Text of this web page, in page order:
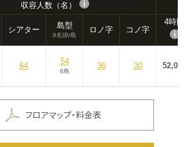
収容人数（名）
シアター 島型
9名掛/島
ロノ字 コノ字
4時間
64 54
6島
36 30 52,000
フロアマップ・料金表